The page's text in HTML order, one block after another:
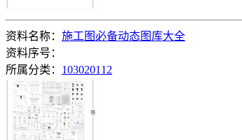
资料名称： 施工图必备动态图库大全
资料序号：
所属分类： 103020112